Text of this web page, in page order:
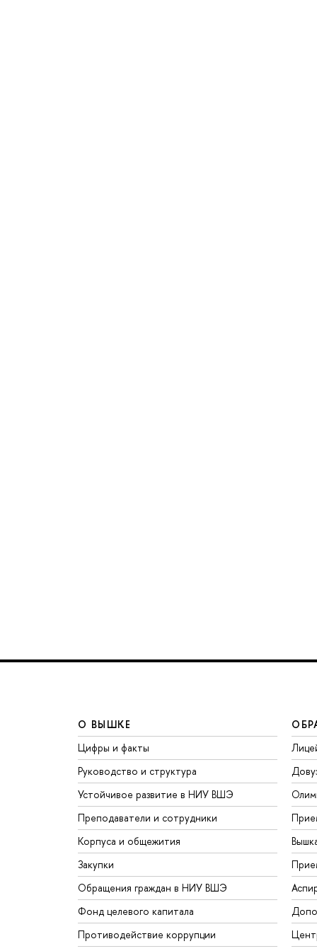
О ВЫШКЕ
Цифры и факты
Руководство и структура
Устойчивое развитие в НИУ ВШЭ
Преподаватели и сотрудники
Корпуса и общежития
Закупки
Обращения граждан в НИУ ВШЭ
Фонд целевого капитала
Противодействие коррупции